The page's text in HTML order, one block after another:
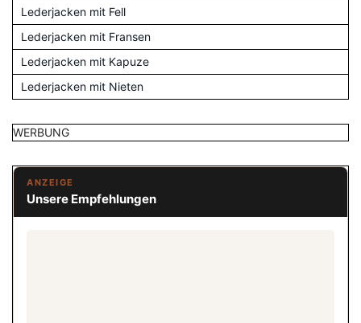
Lederjacken mit Fell
Lederjacken mit Fransen
Lederjacken mit Kapuze
Lederjacken mit Nieten
WERBUNG
ANZEIGE
Unsere Empfehlungen